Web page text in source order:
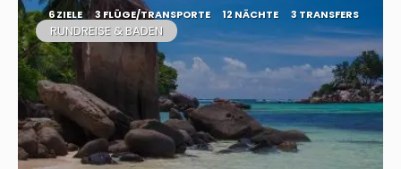
6 ZIELE 3 FLÜGE/TRANSPORTE 12 NÄCHTE 3 TRANSFERS
RUNDREISE & BADEN